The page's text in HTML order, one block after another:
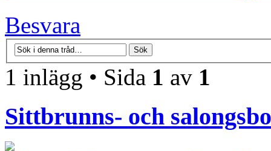
Besvara
1 inlägg • Sida 1 av 1
Sittbrunns- och